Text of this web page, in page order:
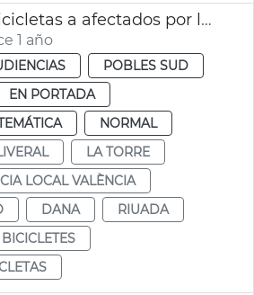
Reparto de bicicletas a afectados por la dana València
1 año
POBLES SUD
EN PORTADA
NORMAL
LA TORRE
LOCAL VALÈNCIA
DANA
RIUADA